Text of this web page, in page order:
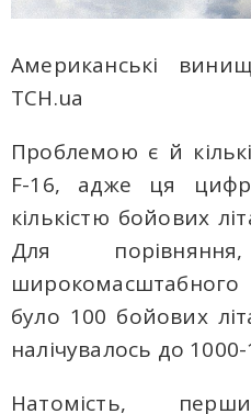
Американські
ТСН.ua
Проблемою є й
F-16, адже ця
кількістю бойових
Для
було 100 бойових
налічувалось до
Натомість,